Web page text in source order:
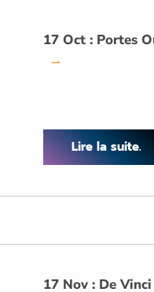
17 Oct : Portes
→
Lire la suite.
17 Nov : De